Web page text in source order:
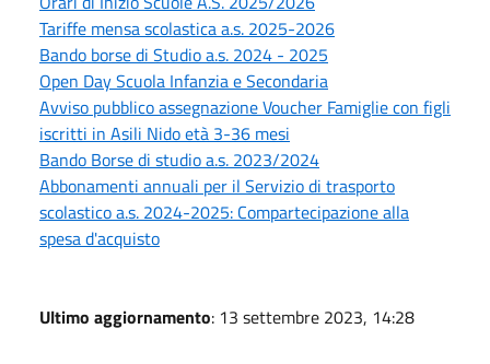
Tariffe mensa scolastica a.s. 2025-2026
Bando borse di Studio a.s. 2024 - 2025
Open Day Scuola Infanzia e Secondaria
Avviso pubblico assegnazione Voucher Famiglie con figli
iscritti in Asili Nido età 3-36 mesi
Bando Borse di studio a.s. 2023/2024
Abbonamenti annuali per il Servizio di trasporto
scolastico a.s. 2024-2025: Compartecipazione alla
spesa d'acquisto
Ultimo aggiornamento: 13 settembre 2023, 14:28